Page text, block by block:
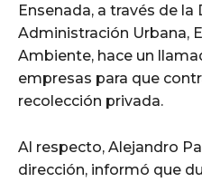
Ensenada, a través de la
Administración Urbana,
Ambiente, hace un
empresas para que
recolección privada.
Al respecto, Alejandro
dirección, informó que